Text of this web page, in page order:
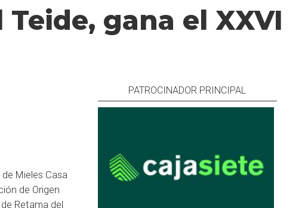
gana el XXVI
Mieles Casa
de Origen
Retama del
PATROCINADOR PRINCIPAL